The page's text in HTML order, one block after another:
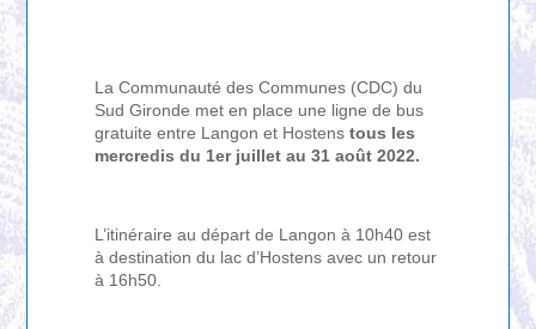
La Communauté des Communes (CDC) du
Sud Gironde met en place une ligne de bus
gratuite entre Langon et Hostens tous les
mercredis du 1er juillet au 31 août 2022.
L’itinéraire au départ de Langon à 10h40 est
à destination du lac d’Hostens avec un retour
à 16h50.